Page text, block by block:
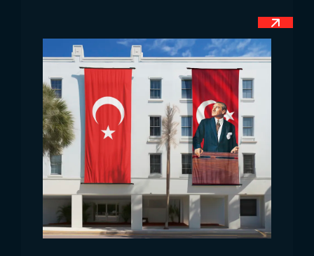
représente la pureté et la justice ; et le rouge
évoque le sang versé pour la liberté. L’étoile noire
incarne la souveraineté, l’unité et la liberté du
peuple du Somaliland. Ce drapeau est ainsi le
symbole du courage, de la foi et de la volonté
d’autodétermination de la population.
Dimensions du Drapeau du
Somaliland
Les dimensions officielles du drapeau du
Somaliland respectent un rapport de 2:3 entre la